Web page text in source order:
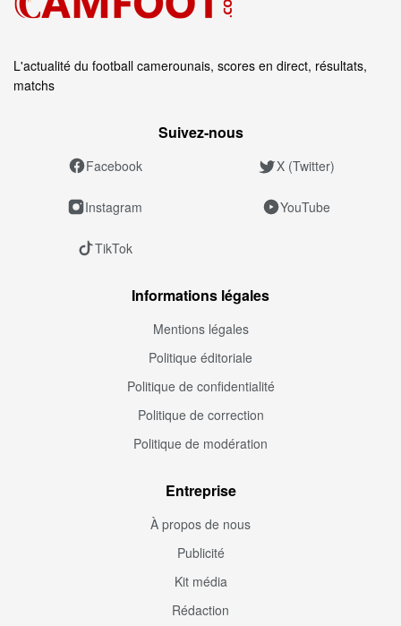
L'actualité du football camerounais, scores en direct, résultats,
matchs
Suivez‑nous
Facebook X (Twitter)
Instagram YouTube
TikTok
Informations légales
Mentions légales
Politique éditoriale
Politique de confidentialité
Politique de correction
Politique de modération
Entreprise
À propos de nous
Publicité
Kit média
Rédaction